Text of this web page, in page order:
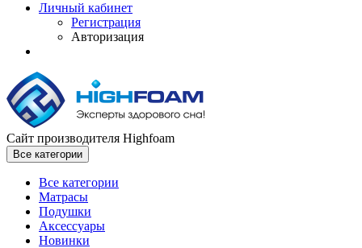
Личный кабинет
Регистрация
Авторизация
Сайт производителя Highfoam
Все категории
Все категории
Матрасы
Подушки
Аксессуары
Новинки